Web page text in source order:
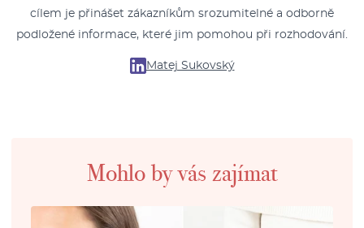
cílem je přinášet zákazníkům srozumitelné a odborně
podložené informace, které jim pomohou při rozhodování.
Matej Sukovský
Mohlo by vás zajímat